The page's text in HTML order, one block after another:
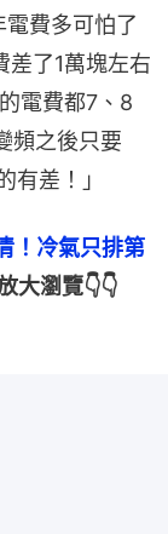
費多可怕了
了1萬塊左右
電費都7、8
頻之後只要
差！」
！冷氣只排第
大瀏覽👇👇